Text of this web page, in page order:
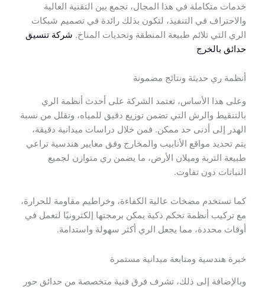
خدمات متكاملة في هذا المجال، تجمع بين التقنية العالية
والاحتراف في التنفيذ، لتكون بذلك رائدة في تصميم شبكات
الري التي تلائم طبيعة المنطقة وتحديات المناخ. شركة تنسيق
حدائق بالخرج
أنظمة ري حديثة ونتائج مضمونة
وعلى هذا الأساس، تعتمد الشركة على أحدث أنظمة الري
بالتنقيط والرش التي تضمن توزيع دقيق للمياه، وتقلل من نسبة
الهدر إلى أدنى حد ممكن. فمن خلال دراسات ميدانية دقيقة،
يتم تحديد مواقع الأنابيب والمخارج وفق معايير هندسية تراعي
طبيعة التربة وميلان الأرض، ما يضمن ري متوازن لجميع
النباتات دون تفاوت.
كما تستخدم مضخات عالية الكفاءة، وخراطيم مقاومة للحرارة،
مع تركيب أنظمة تحكم ذكية يمكن برمجتها إلكترونيًا لتعمل في
أوقات محددة، مما يجعل الري أكثر سهولة واستدامة.
خبرة هندسية ومتابعة ميدانية مستمرة
وبالإضافة إلى ذلك، تشرف فرق فنية متخصصة من حدائق حور